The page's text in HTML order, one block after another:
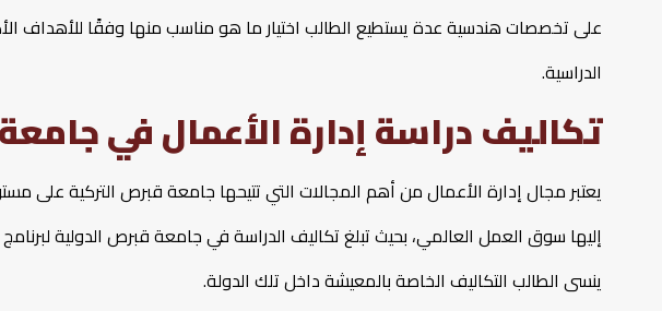
على تخصصات هندسية عدة يستطيع الطالب اختيار ما هو مناسب منها وفقًا للأهداف
الدراسية.
تكاليف دراسة إدارة الأعمال في
يعتبر مجال إدارة الأعمال من أهم المجالات التي تتيحها جامعة قبرص التركية على
ينسى الطالب التكاليف الخاصة بالمعيشة داخل تلك الدولة.